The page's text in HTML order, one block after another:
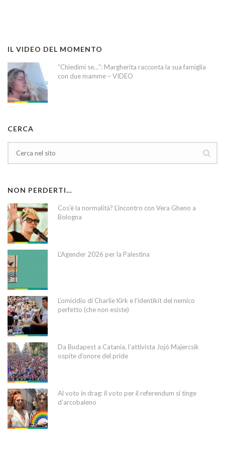
IL VIDEO DEL MOMENTO
“Chiedimi se…”: Margherita racconta la sua famiglia
con due mamme – VIDEO
CERCA
NON PERDERTI…
Cos’è la normalità? L’incontro con Vera Gheno a
Bologna
L’Agender 2026 per la Palestina
L’omicidio di Charlie Kirk e l’identikit del nemico
perfetto (che non esiste)
Da Budapest a Catania, l’attivista Jojó Majercsik
ospite d’onore del pride
Al voto in drag: il voto per il referendum si tinge
d’arcobaleno